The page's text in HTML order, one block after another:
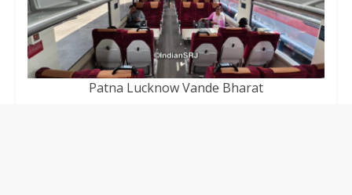
Patna Lucknow Vande Bharat